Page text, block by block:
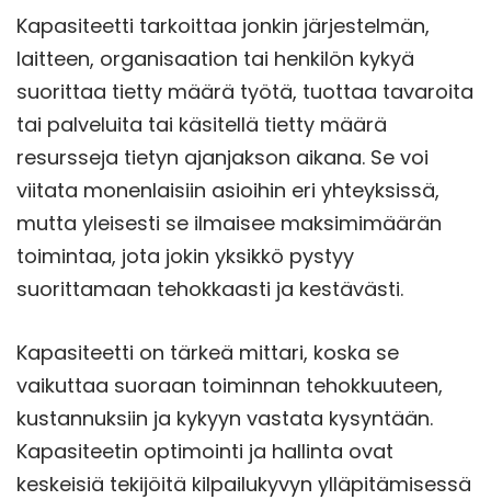
Kapasiteetti tarkoittaa jonkin järjestelmän,
laitteen, organisaation tai henkilön kykyä
suorittaa tietty määrä työtä, tuottaa tavaroita
tai palveluita tai käsitellä tietty määrä
resursseja tietyn ajanjakson aikana. Se voi
viitata monenlaisiin asioihin eri yhteyksissä,
mutta yleisesti se ilmaisee maksimimäärän
toimintaa, jota jokin yksikkö pystyy
suorittamaan tehokkaasti ja kestävästi.
Kapasiteetti on tärkeä mittari, koska se
vaikuttaa suoraan toiminnan tehokkuuteen,
kustannuksiin ja kykyyn vastata kysyntään.
Kapasiteetin optimointi ja hallinta ovat
keskeisiä tekijöitä kilpailukyvyn ylläpitämisessä